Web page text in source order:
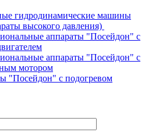
гидродинамические машины
высокого давления)
аппараты "Посейдон" с
аппараты "Посейдон" с
мотором
"Посейдон" с подогревом